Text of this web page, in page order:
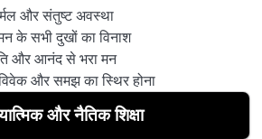
और संतुष्ट अवस्था
के सभी दुखों का विनाश
और आनंद से भरा मन
और समझ का स्थिर होना
और नैतिक शिक्षा